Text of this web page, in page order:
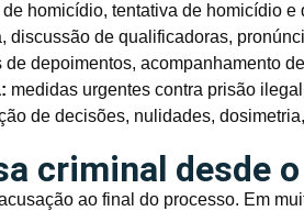
homicídio, tentativa de homicídio
discussão de qualificadoras,
de depoimentos, acompanhamento
medidas urgentes contra prisão
de decisões, nulidades,
criminal desde
ao final do processo. Em